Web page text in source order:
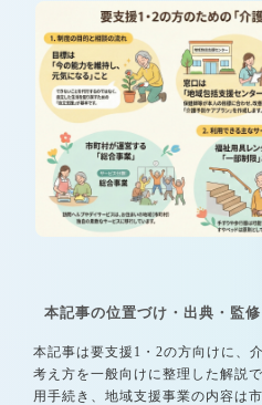
本記事の位置づけ・出典・監修
本記事は要支援1・2の方向けに、
考え方を一般向けに整理した解説
用手続き、地域支援事業の内容は